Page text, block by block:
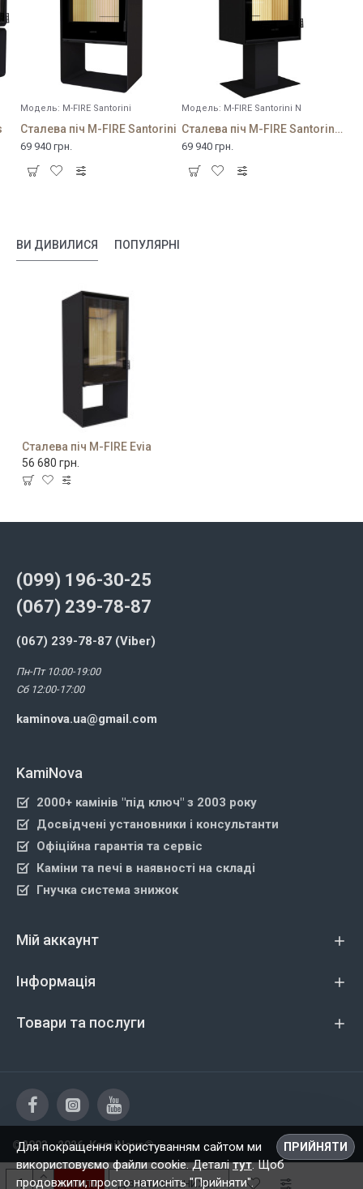
КУПИТИ ДІЗНАТИСЯ ЗНИЖКУ
Модель: M-FIRE Santorini
Сталева піч M-FIRE Santorini
69 940 грн.
Модель: M-FIRE Santorini N
Сталева піч M-FIRE Santorini N
69 940 грн.
ВИ ДИВИЛИСЯ ПОПУЛЯРНІ
Сталева піч M-FIRE Evia
56 680 грн.
(099) 196-30-25
(067) 239-78-87
(067) 239-78-87 (Viber)
Пн-Пт 10:00-19:00
Сб 12:00-17:00
kaminova.ua@gmail.com
KamiNova
2000+ камінів "під ключ" з 2003 року
Досвідчені установники і консультанти
Офіційна гарантія та сервіс
Каміни та печі в наявності на складі
Гнучка система знижок
Мій аккаунт
Інформація
Товари та послуги
©2003 - 2026, KamiNova® ПРИЙНЯТИ
Для покращення користуванням сайтом ми
використовуємо файли cookie. Деталітут. Щоб
продовжити, просто натисніть "Прийняти".